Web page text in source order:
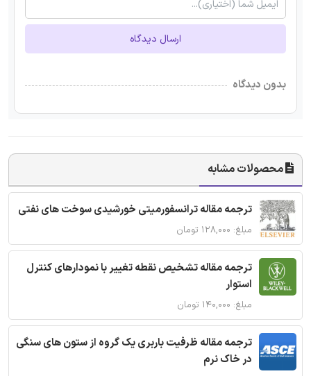
ارسال دیدگاه
بدون دیدگاه
محصولات مشابه
ترجمه مقاله ترانسفورمیتی خورشیدی سوخت های نفتی
مبلغ: ۱۲۸,۰۰۰ تومان
ترجمه مقاله تشخیص نقطه تغییر با نمودارهای کنترل
استوار
مبلغ: ۱۴۰,۰۰۰ تومان
ترجمه مقاله ظرفیت باربری یک گروه از ستون های سنگی
در خاک نرم